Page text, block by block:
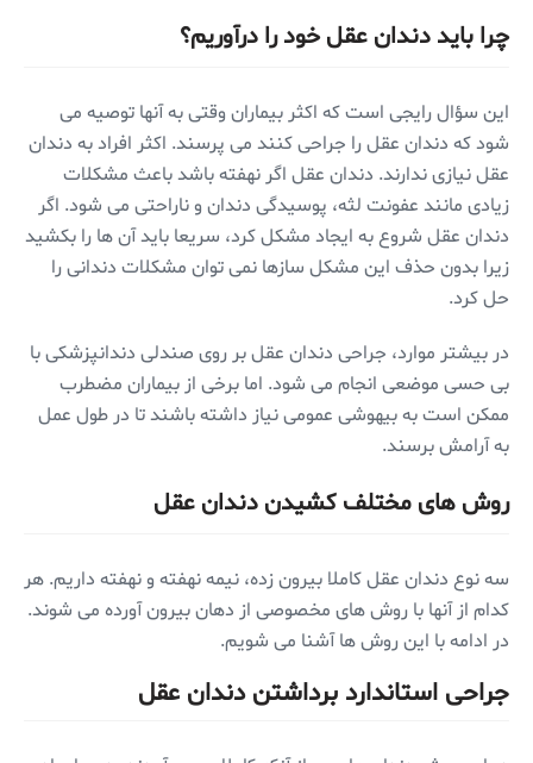
چرا باید دندان عقل خود را درآوریم؟
این سؤال رایجی است که اکثر بیماران وقتی به آنها توصیه می
شود که دندان عقل را جراحی کنند می پرسند. اکثر افراد به دندان
عقل نیازی ندارند. دندان عقل اگر نهفته باشد باعث مشکلات
زیادی مانند عفونت لثه، پوسیدگی دندان و ناراحتی می شود. اگر
دندان عقل شروع به ایجاد مشکل کرد، سریعا باید آن ها را بکشید
زیرا بدون حذف این مشکل سازها نمی توان مشکلات دندانی را
حل کرد.
در بیشتر موارد، جراحی دندان عقل بر روی صندلی دندانپزشکی با
بی حسی موضعی انجام می شود. اما برخی از بیماران مضطرب
ممکن است به بیهوشی عمومی نیاز داشته باشند تا در طول عمل
به آرامش برسند.
روش های مختلف کشیدن دندان عقل
سه نوع دندان عقل کاملا بیرون زده، نیمه نهفته و نهفته داریم. هر
کدام از آنها با روش های مخصوصی از دهان بیرون آورده می شوند.
در ادامه با این روش ها آشنا می شویم.
جراحی استاندارد برداشتن دندان عقل